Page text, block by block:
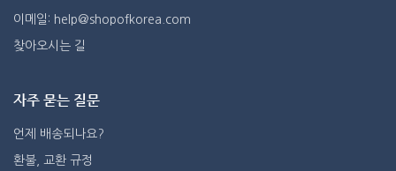
이메일: help@shopofkorea.com
찾아오시는 길
자주 묻는 질문
언제 배송되나요?
환불, 교환 규정